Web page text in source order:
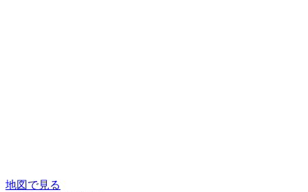
地図で見る